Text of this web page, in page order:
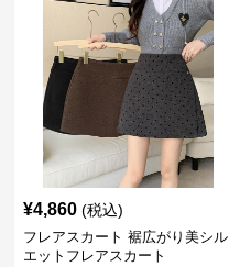
¥4,860 (税込)
フレアスカート 裾広がり美シル
エットフレアスカート